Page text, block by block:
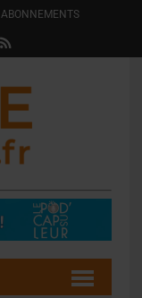
ABONNEMENTS